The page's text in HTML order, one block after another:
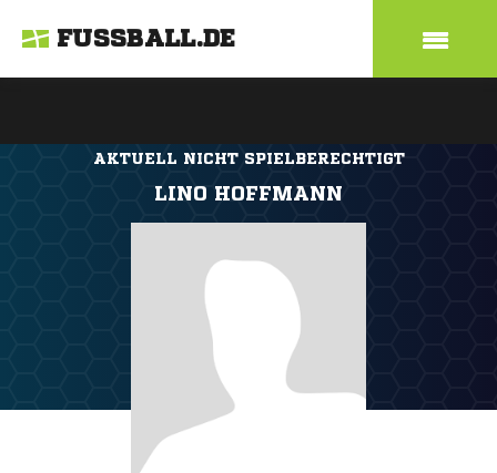
FUSSBALL.DE
AKTUELL NICHT SPIELBERECHTIGT
LINO HOFFMANN